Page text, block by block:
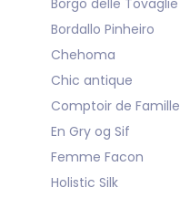
Borgo delle Tovaglie
Bordallo Pinheiro
Chehoma
Chic antique
Comptoir de Famille
En Gry og Sif
Femme Facon
Holistic Silk